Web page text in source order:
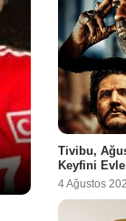
Tivibu,
Keyfini
4 Ağustos